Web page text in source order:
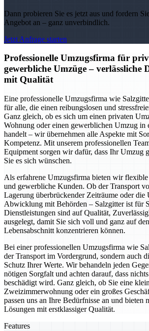
Dann probieren Sie es jetzt aus und fordern
Angebot an – ganz unverbindlich.
Jetzt Anfrage starten
Professionelle Umzugsfirma für
gewerbliche Umzüge – verlässliche
mit Qualität
Eine professionelle Umzugsfirma wie
für alle, die einen reibungslosen und
Ganz gleich, ob es sich um einen privaten
Wohnung oder einen gewerblichen Umzug in
handelt – wir übernehmen alle Aspekte mit
Kompetenz. Mit unserem professionellen
Equipment sorgen wir dafür, dass Ihr Umzug
Sie es sich wünschen.
Als erfahrene Umzugsfirma bieten wir
und gewerbliche Kunden. Ob der Transport
Lagerung überbrückender Zeiträume oder die
Abwicklung mit Behörden – Salzgitter ist für
Dienstleistungen sind auf Qualität,
ausgelegt, damit Sie sich voll und ganz auf
Lebensabschnitt konzentrieren können.
Bei einer professionellen Umzugsfirma wie
der Transport im Vordergrund, sondern auch
Schutz Ihrer Werte. Wir behandeln jeden
nötigen Sorgfalt und achten darauf, dass
beschädigt wird. Ganz gleich, ob Sie eine
Zweizimmerwohnung oder ein großes
passen uns an Ihre Bedürfnisse an und bieten
Lösungen mit erstklassiger Qualität.
Features